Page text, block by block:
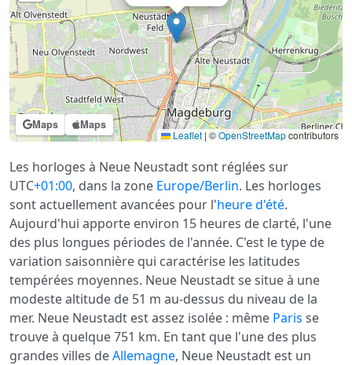
Maps Maps
Leaflet | ©OpenStreetMapcontributors
Les horloges à Neue Neustadt sont réglées sur
UTC+01:00, dans la zone Europe/Berlin. Les horloges
sont actuellement avancées pour l'heure d'été.
Aujourd'hui apporte environ 15 heures de clarté, l'une
des plus longues périodes de l'année. C'est le type de
variation saisonnière qui caractérise les latitudes
tempérées moyennes. Neue Neustadt se situe à une
modeste altitude de 51 m au-dessus du niveau de la
mer. Neue Neustadt est assez isolée : même Paris se
trouve à quelque 751 km. En tant que l'une des plus
grandes villes deAllemagne, Neue Neustadt est un